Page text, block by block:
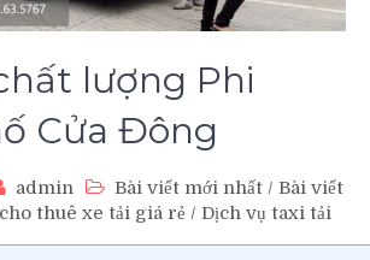
lượng Phi
Cửa Đông
admin Bài viết mới nhất / Bài viết
thuê xe tải giá rẻ / Dịch vụ taxi tải